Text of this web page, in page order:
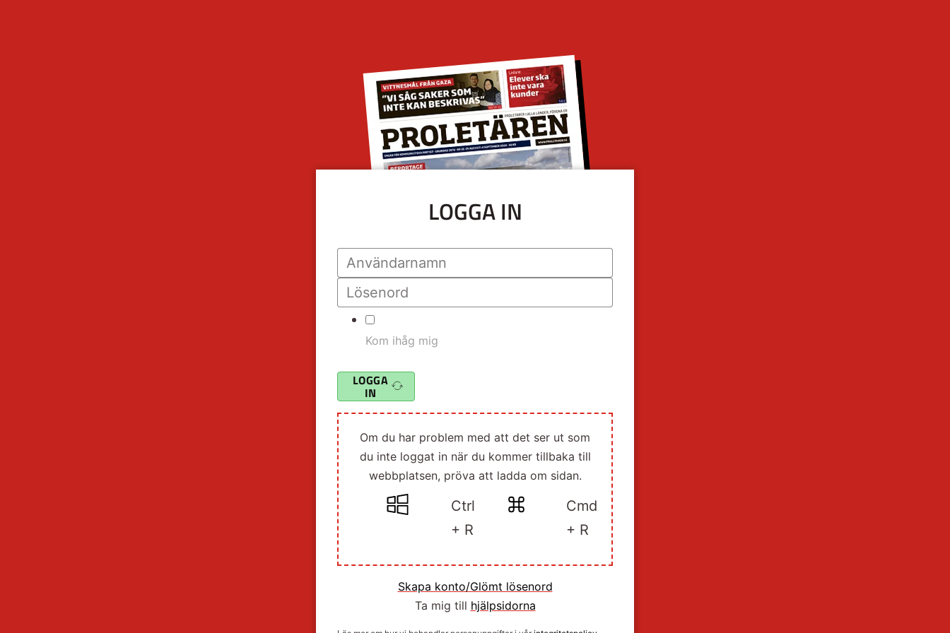
LOGGA IN
Kom ihåg mig
LOGGA
IN
Om du har problem med att det ser ut som
du inte loggat in när du kommer tillbaka till
webbplatsen, pröva att ladda om sidan.
Ctrl
+ R
Cmd
+ R
Skapa konto/Glömt lösenord
Ta mig till hjälpsidorna